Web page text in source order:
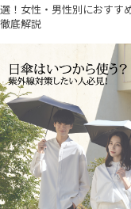
選！女性・男性別におすす
徹底解説